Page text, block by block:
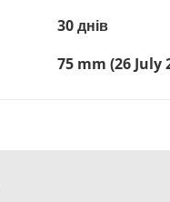
30 днів
75 mm (26 July